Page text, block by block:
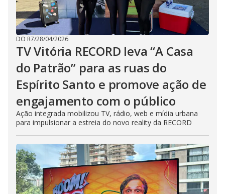
DO R7/28/04/2026
TV Vitória RECORD leva “A Casa
do Patrão” para as ruas do
Espírito Santo e promove ação de
engajamento com o público
Ação integrada mobilizou TV, rádio, web e mídia urbana
para impulsionar a estreia do novo reality da RECORD